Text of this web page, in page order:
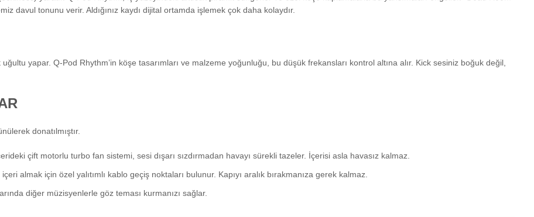
davul tonunu verir. Aldığınız kaydı dijital ortamda işlemek çok daha kolaydır.
yapar. Q-Pod Rhythm’in köşe tasarımları ve malzeme yoğunluğu, bu düşük frekansları kontrol altına alır. Kick sesiniz boğuk değil,
donatılmıştır.
çift motorlu turbo fan sistemi, sesi dışarı sızdırmadan havayı sürekli tazeler. İçerisi asla havasız kalmaz.
almak için özel yalıtımlı kablo geçiş noktaları bulunur. Kapıyı aralık bırakmanıza gerek kalmaz.
diğer müzisyenlerle göz teması kurmanızı sağlar.